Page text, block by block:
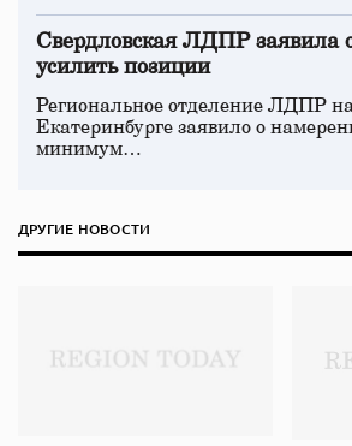
Свердловская ЛДПР заявила
усилить позиции
Региональное отделение ЛДПР
Екатеринбурге заявило о
минимум…
ДРУГИЕ НОВОСТИ